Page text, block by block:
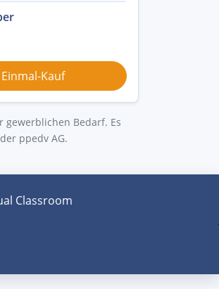
gewerblichen Bedarf. Es
der ppedv AG.
Classroom